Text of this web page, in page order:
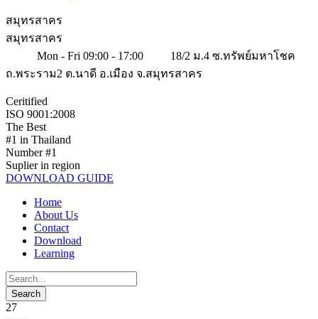
สมุทรสาคร
สมุทรสาคร
Mon - Fri 09:00 - 17:00
18/2 ม.4 ซ.ทรัพย์มหาโชค
ถ.พระราม2 ต.นาดี อ.เมือง จ.สมุทรสาคร
Ceritified
ISO 9001:2008
The Best
#1 in Thailand
Number #1
Suplier in region
DOWNLOAD GUIDE
Home
About Us
Contact
Download
Learning
27